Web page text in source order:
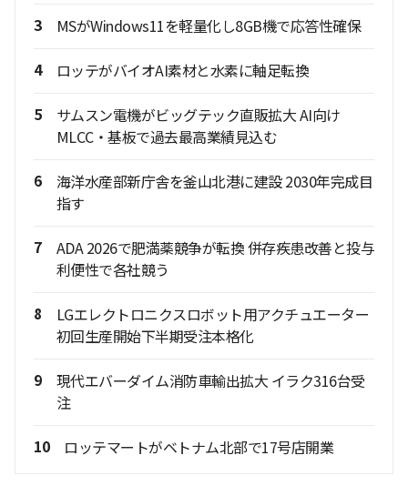
3 MSがWindows11を軽量化し8GB機で応答性確保
4 ロッテがバイオAI素材と水素に軸足転換
5
サムスン電機がビッグテック直販拡大 AI向け
MLCC・基板で過去最高業績見込む
6
海洋水産部新庁舎を釜山北港に建設 2030年完成目
指す
7
ADA 2026で肥満薬競争が転換 併存疾患改善と投与
利便性で各社競う
8
LGエレクトロニクスロボット用アクチュエーター
初回生産開始下半期受注本格化
9
現代エバーダイム消防車輸出拡大 イラク316台受
注
10 ロッテマートがベトナム北部で17号店開業